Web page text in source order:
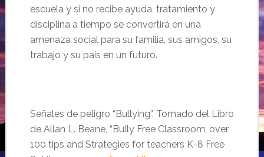
escuela y si no recibe ayuda, tratamiento y
disciplina a tiempo se convertirá en una
amenaza social para su familia, sus amigos, su
trabajo y su país en un futuro.
Señales de peligro “Bullying”. Tomado del Libro
de Allan L. Beane, “Bully Free Classroom; over
100 tips and Strategies for teachers K-8 Free